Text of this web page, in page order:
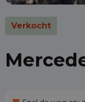
Verkocht